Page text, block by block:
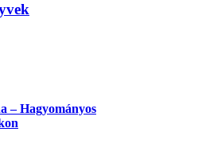
– Hagyományos